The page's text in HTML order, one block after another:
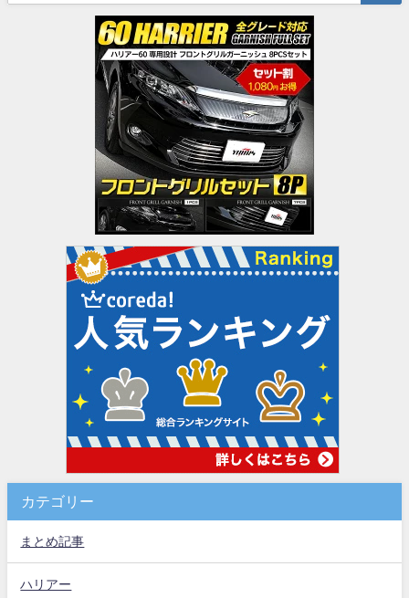
カテゴリー
まとめ記事
ハリアー